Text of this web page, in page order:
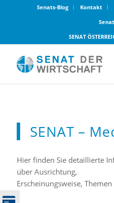
Senats-Blog Kontakt
SENAT
SENAT –
Hier finden Sie detaillierte
über Ausrichtung,
Erscheinungsweise,